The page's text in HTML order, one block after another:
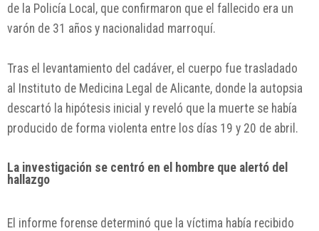
de la Policía Local, que confirmaron que el fallecido era un
varón de 31 años y nacionalidad marroquí.
Tras el levantamiento del cadáver, el cuerpo fue trasladado
al Instituto de Medicina Legal de Alicante, donde la autopsia
descartó la hipótesis inicial y reveló que la muerte se había
producido de forma violenta entre los días 19 y 20 de abril.
La investigación se centró en el hombre que alertó del
hallazgo
El informe forense determinó que la víctima había recibido